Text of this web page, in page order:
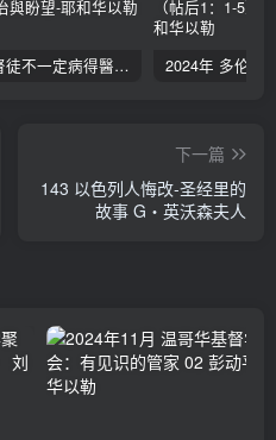
基督徒不一定病得醫治？寇紹恩牧師談基督徒的醫治與盼望
下一篇
143 以色列人悔改-圣经里的
故事 G‧英沃森夫人